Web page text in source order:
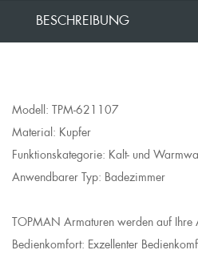
BESCHREIBUNG
Modell: TPM-621107
Material: Kupfer
Funktionskategorie: Kalt- und
Anwendbarer Typ: Badezimmer
TOPMAN Armaturen werden auf Ihre
Bedienkomfort: Exzellenter